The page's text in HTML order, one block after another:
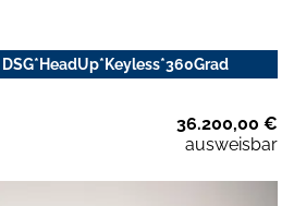
36.200,00 €
ausweisbar